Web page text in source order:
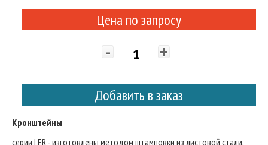
Цена по запросу
- +
Добавить в заказ
Кронштейны
серии LER - изготовлены методом штамповки из листовой стали,